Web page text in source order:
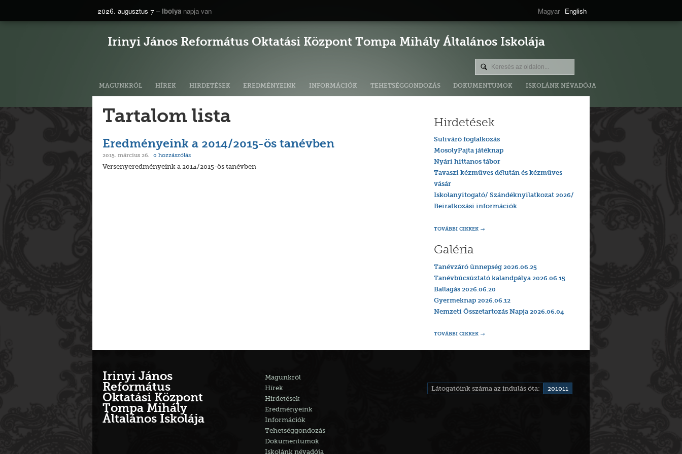
Magyar English
2026. augusztus 7 – Ibolya napja van
Irinyi János Református Oktatási Központ Tompa Mihály Általános Iskolája
MAGUNKRÓL HÍREK HIRDETÉSEK EREDMÉNYEINK INFORMÁCIÓK TEHETSÉGGONDOZÁS DOKUMENTUMOK ISKOLÁNK NÉVADÓJA
Tartalom lista
Eredményeink a 2014/2015-ös tanévben
2015. március 26. 0 hozzászólás
Versenyeredményeink a 2014/2015-ös tanévben
Hirdetések
Suliváró foglalkozás
MosolyPajta játéknap
Nyári hittanos tábor
Tavaszi kézműves délután és kézműves
vásár
Iskolanyitogató/ Szándéknyilatkozat 2026/
Beiratkozási információk
TOVÁBBI CIKKEK
Galéria
Tanévzáró ünnepség 2026.06.25
Tanévbúcsúztató kalandpálya 2026.06.15
Ballagás 2026.06.20
Gyermeknap 2026.06.12
Nemzeti Összetartozás Napja 2026.06.04
TOVÁBBI CIKKEK
Irinyi János
Református
Oktatási Központ
Tompa Mihály
Általános Iskolája
Magunkról
Hírek
Hirdetések
Eredményeink
Információk
Tehetséggondozás
Dokumentumok
Iskolánk névadója
Látogatóink száma az indulás óta: 201011